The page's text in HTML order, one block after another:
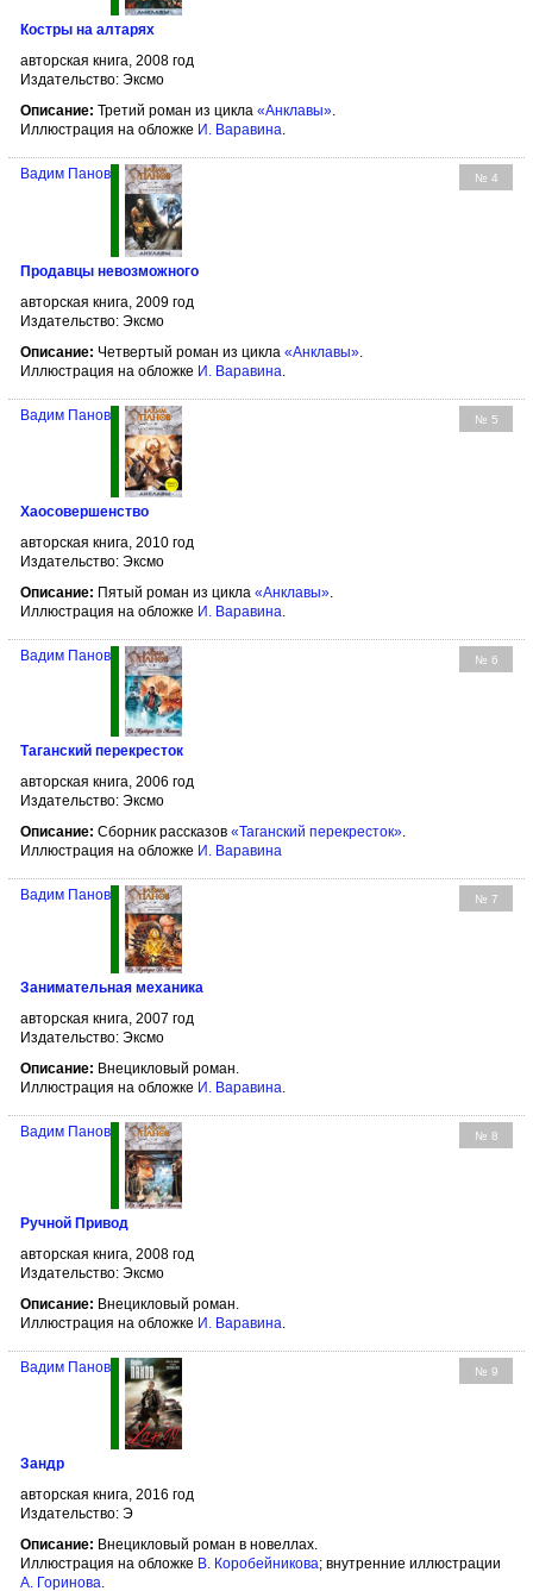
Костры на алтарях
авторская книга, 2008 год
Издательство: Эксмо
Описание: Третий роман из цикла «Анклавы».
Иллюстрация на обложке И. Варавина.
№ 4
Вадим Панов
Продавцы невозможного
авторская книга, 2009 год
Издательство: Эксмо
Описание: Четвертый роман из цикла «Анклавы»
Иллюстрация на обложке И. Варавина
№ 5
Вадим Панов
Хаосовершенство
авторская книга, 2010 год
Издательство: Эксмо
Описание: Пятый роман из цикла «Анклавы».
Иллюстрация на обложке И. Варавина.
№ 6
Вадим Панов
Таганский перекресток
авторская книга, 2006 год
Издательство: Эксмо
Описание: Сборник рассказов «Таганский перекресток»
Иллюстрация на обложке И. Варавина
№ 7
Вадим Панов
Занимательная механика
авторская книга, 2007 год
Издательство: Эксмо
Описание: Внецикловый роман.
Иллюстрация на обложке И. Варавина.
№ 8
Вадим Панов
Ручной Привод
авторская книга, 2008 год
Издательство: Эксмо
Описание: Внецикловый роман.
Иллюстрация на обложке И. Варавина
№ 9
Вадим Панов
Зандр
авторская книга, 2016 год
Издательство: Э
Описание: Внецикловый роман в новеллах.
Иллюстрация на обложке В. Коробейникова; внутренние иллюстрации
А. Горинова.